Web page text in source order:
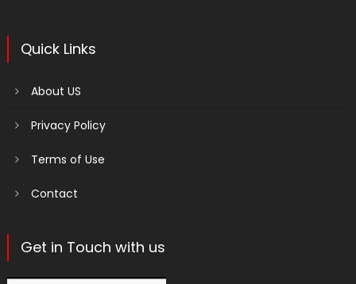
Quick Links
About US
Privacy Policy
Terms of Use
Contact
Get in Touch with us